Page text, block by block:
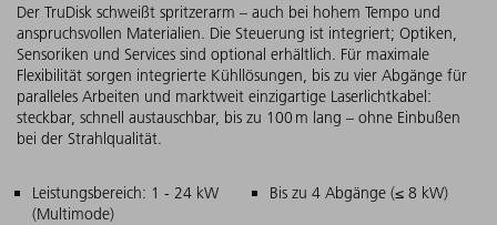
Der TruDisk schweißt spritzerarm – auch bei hohem Tempo und
anspruchsvollen Materialien. Die Steuerung ist integriert; Optiken,
Sensoriken und Services sind optional erhältlich. Für maximale
Flexibilität sorgen integrierte Kühllösungen, bis zu vier Abgänge für
paralleles Arbeiten und marktweit einzigartige Laserlichtkabel:
steckbar, schnell austauschbar, bis zu 100 m lang – ohne Einbußen
bei der Strahlqualität.
Hauptmerkmale
Leistungsbereich: 1 - 24 kW
(Multimode)
Bis zu 4 Abgänge (≤ 8 kW)